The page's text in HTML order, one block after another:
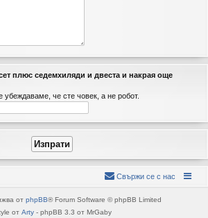
плюc ceдeмxиляди и двecтa и нaкрая още
че сте човек, а не робот.
Свържи се с нас
от phpBB® Forum Software © phpBB Limited
от Arty - phpBB 3.3 от MrGaby